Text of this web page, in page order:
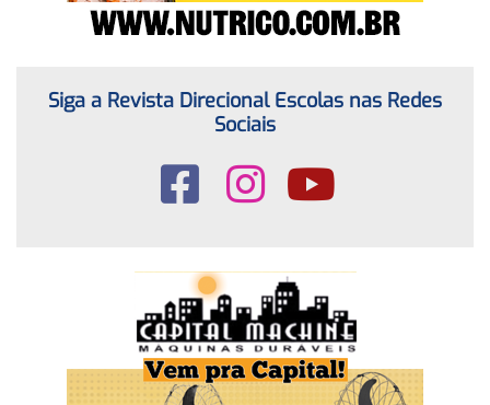
Siga a Revista Direcional Escolas nas Redes
Sociais